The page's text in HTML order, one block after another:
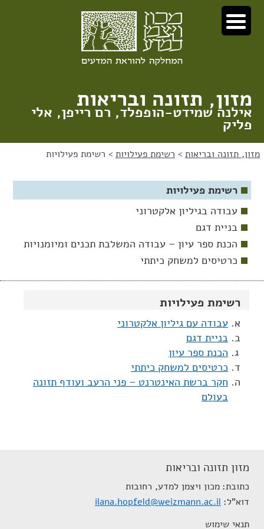
דלג
לתוכן
דלג
לניווט
מזון, תזונה ובריאות
אילנה שמידט-הופפלד, רם רייפן, אלי
פליק
מזון, תזונה ובריאות > רשימת פעילויות > רשימת פעילויות
רשימת פעילויות
עבודה עם גיליון אלקטרוני
בניית דגם
הכנת ספר עיון
כרטיסים למשחק כיתתי
חקר ברשת האינטרנט – פני הרעב ועודף תזונה
בעולם
רשימת פעילויות
עבודה בגיליון אלקטרוני
בניית דגם
הכנת ספר עיון – עבודה המשלבת תכנים ומיומנויות
כרטיסים למשחק כיתתי
מזון תזונה ובריאות
כתובת מכון ויצמן למדע, רחובות
דוא"ל ilana.hopfeld@weizmann.ac.il
תנאי שימוש